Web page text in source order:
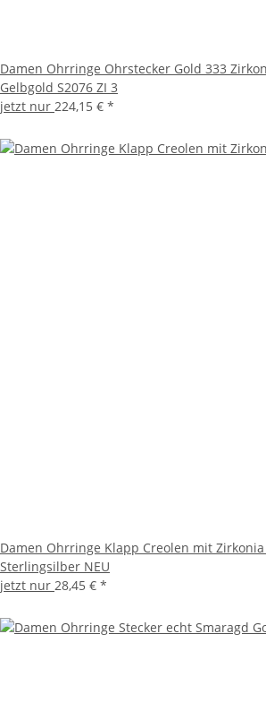
Damen Ohrringe Ohrstecker Gold 333
Gelbgold S2076 ZI 3
jetzt nur 224,15 € *
Damen Ohrringe Klapp Creolen mit
Sterlingsilber NEU
jetzt nur 28,45 € *